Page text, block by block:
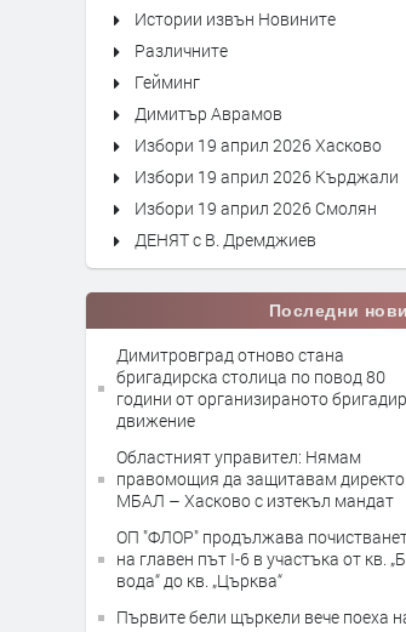
Истории извън Новините
Различните
Гейминг
Димитър Аврамов
Избори 19 април 2026 Хасково
Избори 19 април 2026 Кърджали
Избори 19 април 2026 Смолян
ДЕНЯТ с В. Дремджиев
Последни
Димитровград отново стана
бригадирска столица по повод 80
години от организираното
движение
Областният управител: Нямам
правомощия да защитавам
МБАЛ – Хасково с изтекъл мандат
ОП "ФЛОР" продължава
на главен път I-6 в участъка от кв.
вода“ до кв. „Църква“
Първите бели щъркели вече поеха